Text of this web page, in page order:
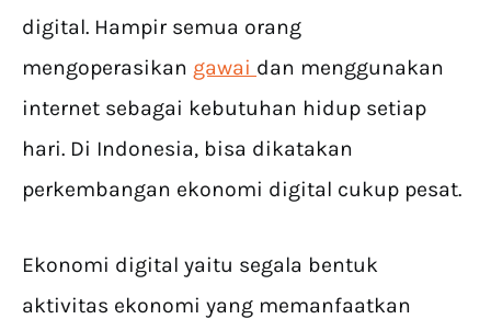
digital. Hampir semua orang
mengoperasikan gawai dan menggunakan
internet sebagai kebutuhan hidup setiap
hari. Di Indonesia, bisa dikatakan
perkembangan ekonomi digital cukup pesat.
Ekonomi digital yaitu segala bentuk
aktivitas ekonomi yang memanfaatkan